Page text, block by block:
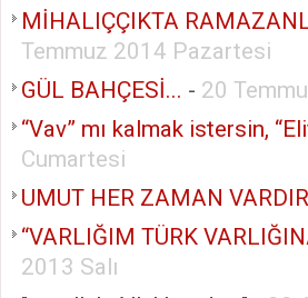
MİHALIÇÇIKTA
Temmuz 2014 Pazartesi
GÜL BAHÇESİ... - 20
“Vav” mı kalmak istersin,
Cumartesi
UMUT HER ZAMAN
“VARLIĞIM TÜRK
2013 Salı